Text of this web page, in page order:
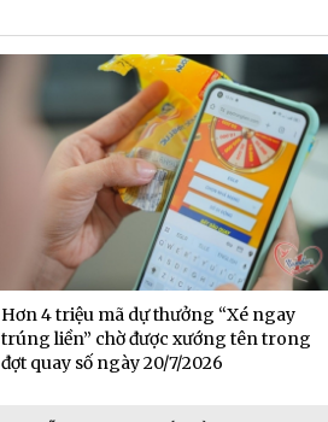
Hơn 4 triệu mã dự thưởng “Xé ngay
trúng liền” chờ được xướng tên trong
đợt quay số ngày 20/7/2026